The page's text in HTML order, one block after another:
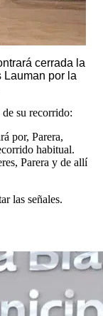
cerrada la
Lauman por la
su recorrido:
por, Parera,
habitual.
Parera y de allí
las señales.